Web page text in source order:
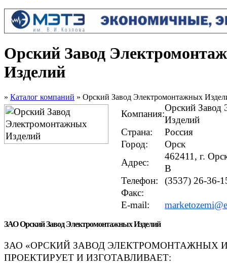
Орский Завод
Изделий
» Каталог компаний » Орский Завод Электромонтажных
Компания:
Орский Завод
Изделий
Страна:
Россия
Город:
Орск
Адрес:
462411, г.
В
Телефон:
(3537) 26-36-
Факс:
E-mail:
ЗАО Орский Завод Электромонтажных Изделий
ЗАО «ОРСКИЙ ЗАВОД ЭЛЕКТРОМОНТАЖНЫХ
ПРОЕКТИРУЕТ И ИЗГОТАВЛИВАЕТ: